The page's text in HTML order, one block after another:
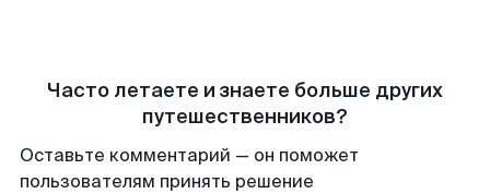
Часто летаете и знаете больше других
путешественников?
Оставьте комментарий — он поможет
пользователям принять решение